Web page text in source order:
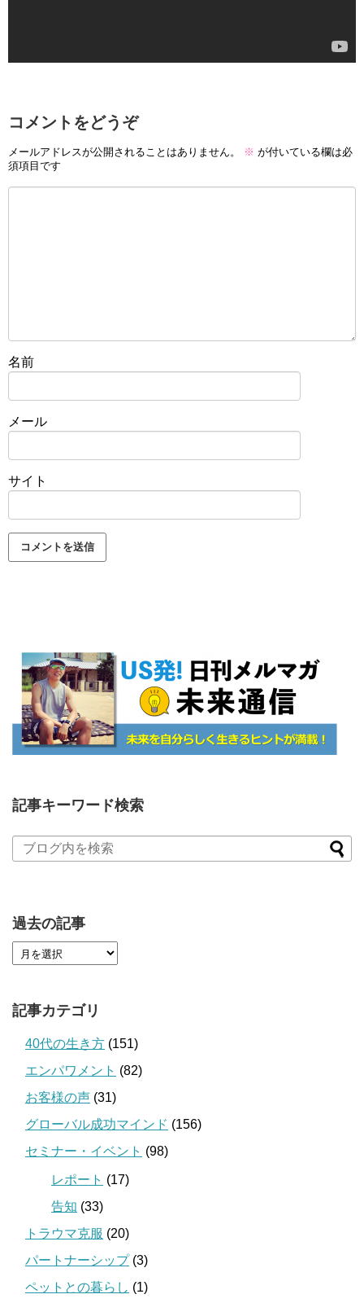
コメントをどうぞ
メールアドレスが公開されることはありません。 ※ が付いている欄は必
須項目です
名前
メール
サイト
記事キーワード検索
過去の記事
記事カテゴリ
40代の生き方 (151)
エンパワメント (82)
お客様の声 (31)
グローバル成功マインド (156)
セミナー・イベント (98)
レポート (17)
告知 (33)
トラウマ克服 (20)
パートナーシップ(3)
ペットとの暮らし (1)